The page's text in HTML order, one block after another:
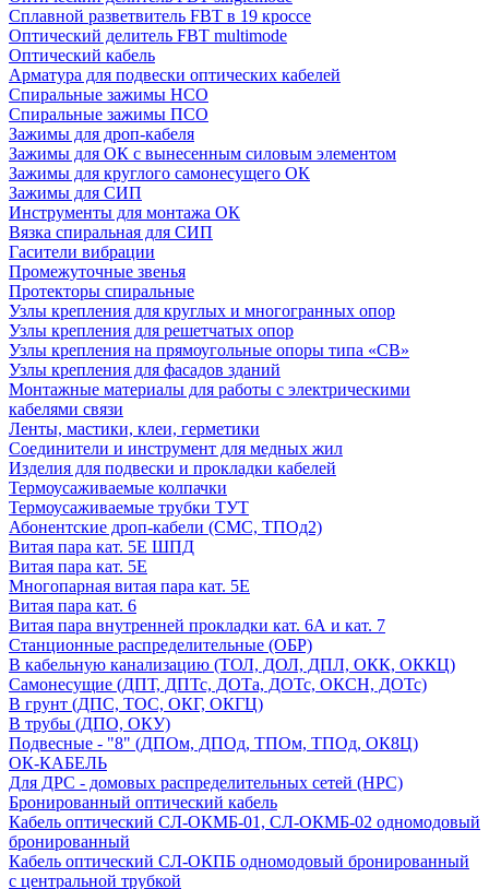
Сплавной разветвитель FBT в 19 кроссе
Оптический делитель FBT multimode
Оптический кабель
Арматура для подвески оптических кабелей
Спиральные зажимы НСО
Спиральные зажимы ПСО
Зажимы для дроп-кабеля
Зажимы для ОК с вынесенным силовым элементом
Зажимы для круглого самонесущего ОК
Зажимы для СИП
Инструменты для монтажа ОК
Вязка спиральная для СИП
Гасители вибрации
Промежуточные звенья
Протекторы спиральные
Узлы крепления для круглых и многогранных опор
Узлы крепления для решетчатых опор
Узлы крепления на прямоугольные опоры типа «СВ»
Узлы крепления для фасадов зданий
Монтажные материалы для работы с электрическими
кабелями связи
Ленты, мастики, клеи, герметики
Соединители и инструмент для медных жил
Изделия для подвески и прокладки кабелей
Термоусаживаемые колпачки
Термоусаживаемые трубки ТУТ
Абонентские дроп-кабели (СМС, ТПОд2)
Витая пара кат. 5Е ШПД
Витая пара кат. 5Е
Многопарная витая пара кат. 5E
Витая пара кат. 6
Витая пара внутренней прокладки кат. 6А и кат. 7
Станционные распределительные (ОБР)
В кабельную канализацию (ТОЛ, ДОЛ, ДПЛ, ОКК, ОККЦ)
Самонесущие (ДПТ, ДПТс, ДОТа, ДОТс, ОКСН, ДОТс)
В грунт (ДПС, ТОС, ОКГ, ОКГЦ)
В трубы (ДПО, ОКУ)
Подвесные - "8" (ДПОм, ДПОд, ТПОм, ТПОд, ОК8Ц)
ОК-КАБЕЛЬ
Для ДРС - домовых распределительных сетей (НРС)
Бронированный оптический кабель
Кабель оптический СЛ-ОКМБ-01, СЛ-ОКМБ-02 одномодовый
бронированный
Кабель оптический СЛ-ОКПБ одномодовый бронированный
с центральной трубкой